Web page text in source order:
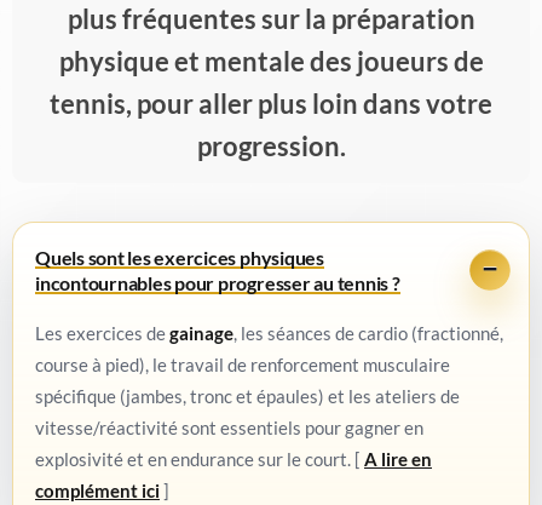
plus fréquentes sur la préparation
physique et mentale des joueurs de
tennis, pour aller plus loin dans votre
progression.
Quels sont les exercices physiques
incontournables pour progresser au tennis ?
Les exercices degainage, les séances de cardio (fractionné,
course à pied), le travail de renforcement musculaire
spécifique (jambes, tronc et épaules) et les ateliers de
vitesse/réactivité sont essentiels pour gagner en
explosivité et en endurance sur le court. [ A lire en
complément ici]